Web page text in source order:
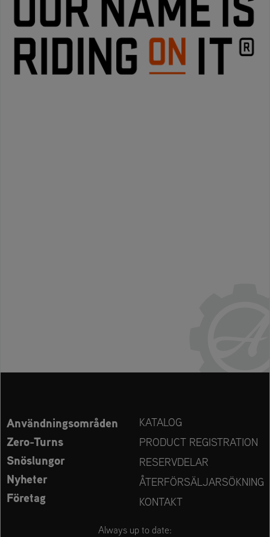
Användningsområden
Zero-Turns
Snöslungor
Nyheter
Företag
KATALOG
PRODUCT REGISTRATION
RESERVDELAR
ÅTERFÖRSÄLJARSÖKNING
KONTAKT
Always up to date: